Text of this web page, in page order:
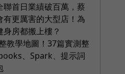
聯首日業績破百萬，蔡
有更厲害的大型店！為
房都搬上樓？
教學地圖！37篇實測整
、Spark、提示詞